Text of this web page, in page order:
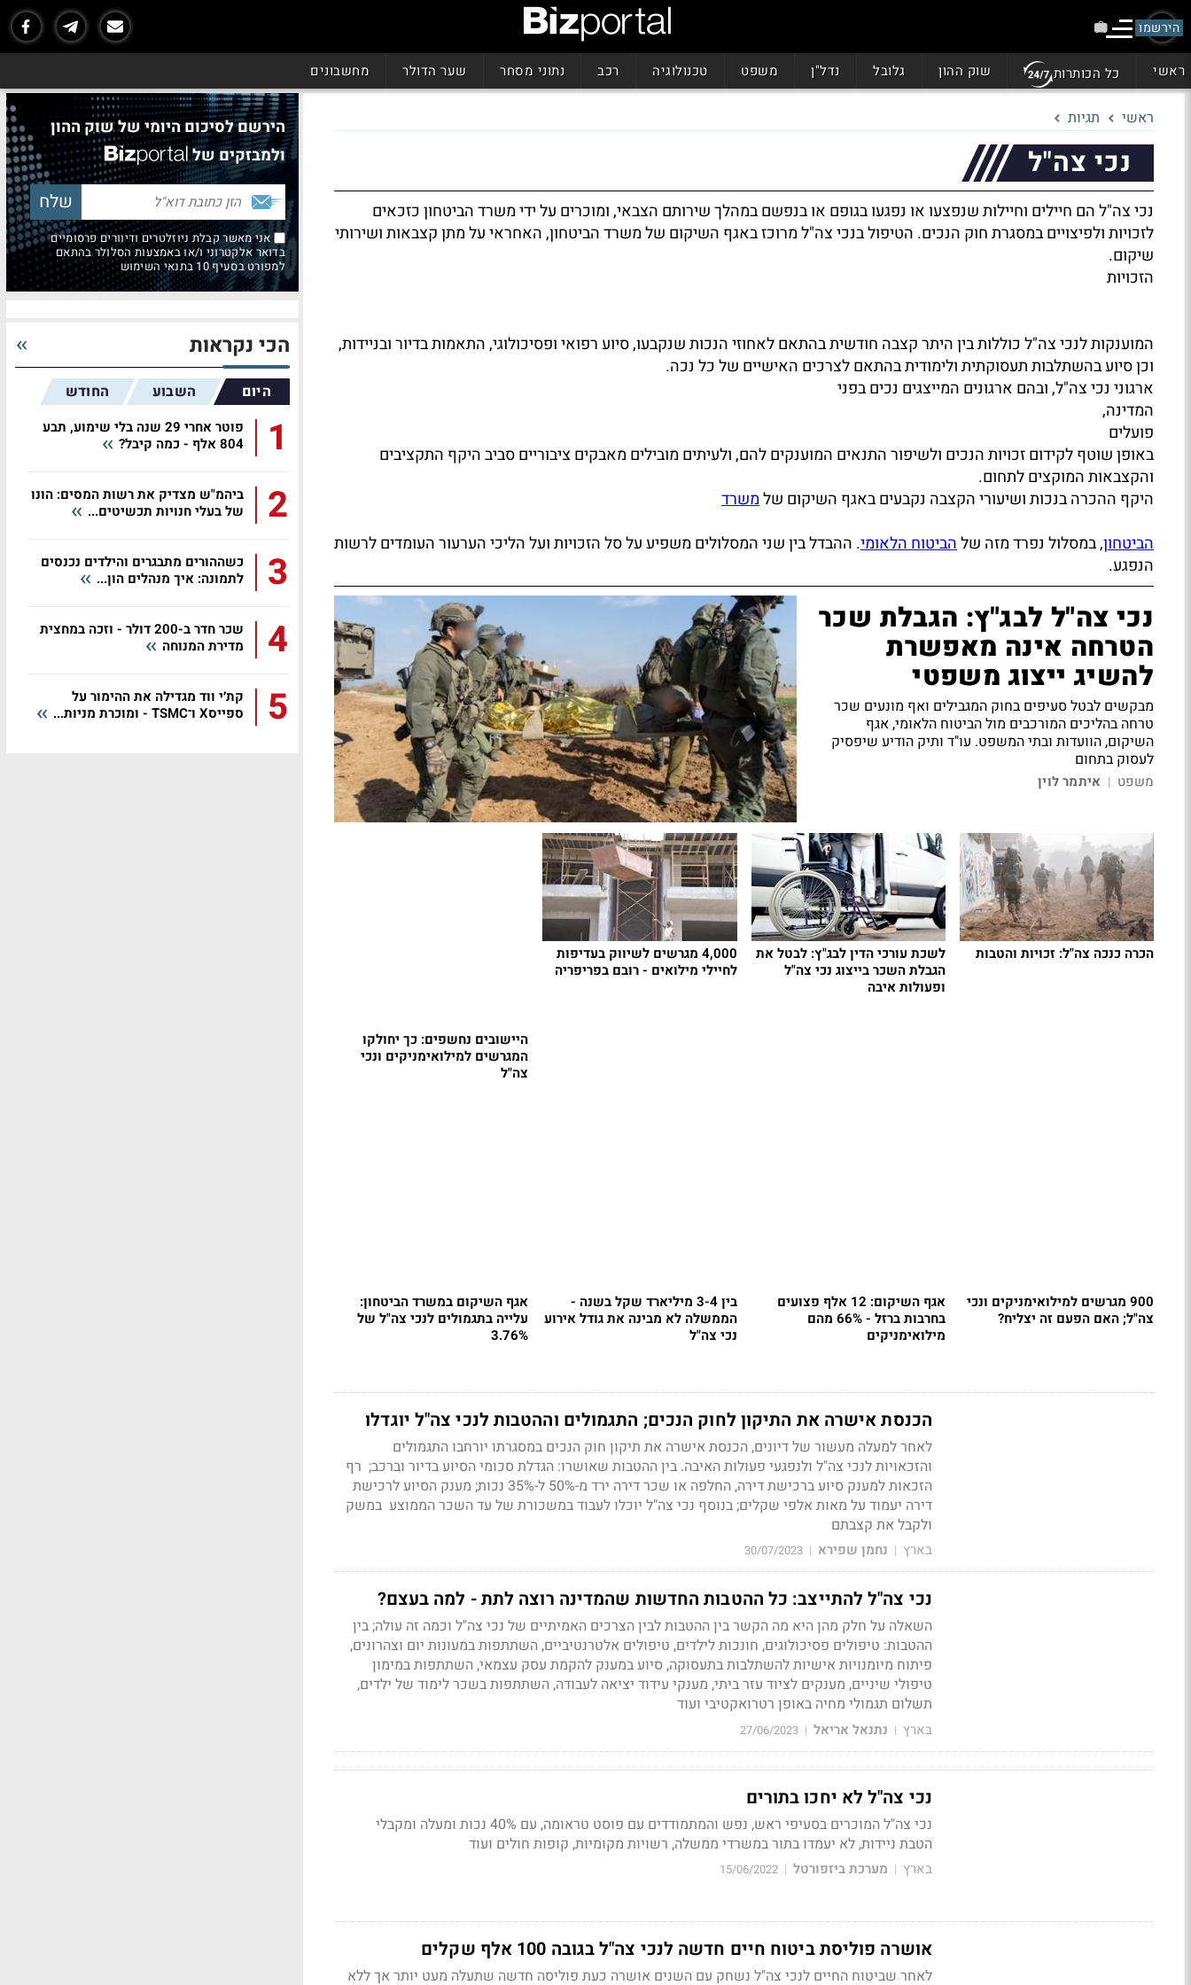
הירשמו
ראשי כל הכותרות שוק ההון גלובל נדל"ן משפט טכנולוגיה רכב נתוני מסחר שער הדולר מחשבונים
ראשי תגיות
נכי צה"ל
נכי צה"ל הם חיילים וחיילות שנפצעו או נפגעו בגופם או בנפשם במהלך שירותם הצבאי, ומוכרים על ידי משרד הביטחון כזכאים
לזכויות ולפיצויים במסגרת חוק הנכים. הטיפול בנכי צה"ל מרוכז באגף השיקום של משרד הביטחון, האחראי על מתן קצבאות ושירותי
שיקום.
הזכויות
המוענקות לנכי צה"ל כוללות בין היתר קצבה חודשית בהתאם לאחוזי הנכות שנקבעו, סיוע רפואי ופסיכולוגי, התאמות בדיור ובניידות,
וכן סיוע בהשתלבות תעסוקתית ולימודית בהתאם לצרכים האישיים של כל נכה.
ארגוני נכי צה"ל, ובהם ארגונים המייצגים נכים בפני
המדינה,
פועלים
באופן שוטף לקידום זכויות הנכים ולשיפור התנאים המוענקים להם, ולעיתים מובילים מאבקים ציבוריים סביב היקף התקציבים
והקצבאות המוקצים לתחום.
היקף ההכרה בנכות ושיעורי הקצבה נקבעים באגף השיקום שלמשרד
הביטחון, במסלול נפרד מזה שלהביטוח הלאומי. ההבדל בין שני המסלולים משפיע על סל הזכויות ועל הליכי הערעור העומדים לרשות
הנפגע.
נכי צה"ל לבג"ץ: הגבלת שכר
הטרחה אינה מאפשרת
להשיג ייצוג משפטי
מבקשים לבטל סעיפים בחוק המגבילים ואף מונעים שכר
טרחה בהליכים המורכבים מול הביטוח הלאומי, אגף
השיקום, הוועדות ובתי המשפט. עו"ד ותיק הודיע שיפסיק
לעסוק בתחום
משפט | איתמר לוין
הכרה כנכה צה"ל: זכויות והטבות
לשכת עורכי הדין לבג"ץ: לבטל את
הגבלת השכר בייצוג נכי צה"ל
ופעולות איבה
4,000 מגרשים לשיווק בעדיפות
לחיילי מילואים - רובם בפריפריה
היישובים נחשפים: כך יחולקו
המגרשים למילואימניקים ונכי
צה"ל
900 מגרשים למילואימניקים ונכי
צה"ל; האם הפעם זה יצליח?
אגף השיקום: 12 אלף פצועים
בחרבות ברזל - 66% מהם
מילואימניקים
בין 3-4 מיליארד שקל בשנה -
הממשלה לא מבינה את גודל אירוע
נכי צה"ל
אגף השיקום במשרד הביטחון:
עלייה בתגמולים לנכי צה"ל של
3.76%
הכנסת אישרה את התיקון לחוק הנכים; התגמולים וההטבות לנכי צה"ל יוגדלו
לאחר למעלה מעשור של דיונים, הכנסת אישרה את תיקון חוק הנכים במסגרתו יורחבו התגמולים
והזכאויות לנכי צה"ל ולנפגעי פעולות האיבה. בין ההטבות שאושרו: הגדלת סכומי הסיוע בדיור וברכב; רף
הזכאות למענק סיוע ברכישת דירה, החלפה או שכר דירה ירד מ-50% ל-35% נכות; מענק הסיוע לרכישת
דירה יעמוד על מאות אלפי שקלים; בנוסף נכי צה"ל יוכלו לעבוד במשכורת של עד השכר הממוצע במשק
ולקבל את קצבתם
בארץ | נחמן שפירא |
30/07/2023
נכי צה"ל להתייצב: כל ההטבות החדשות שהמדינה רוצה לתת - למה בעצם?
השאלה על חלק מהן היא מה הקשר בין ההטבות לבין הצרכים האמיתיים של נכי צה"ל וכמה זה עולה; בין
ההטבות: טיפולים פסיכולוגים, חונכות לילדים, טיפולים אלטרנטיביים, השתתפות במעונות יום וצהרונים,
פיתוח מיומנויות אישיות להשתלבות בתעסוקה, סיוע במענק להקמת עסק עצמאי, השתתפות במימון
טיפולי שיניים, מענקים לציוד עזר ביתי, מענקי עידוד יציאה לעבודה, השתתפות בשכר לימוד של ילדים,
תשלום תגמולי מחיה באופן רטרואקטיבי ועוד
בארץ | נתנאל אריאל |
27/06/2023
נכי צה"ל לא יחכו בתורים
נכי צה"ל המוכרים בסעיפי ראש, נפש והמתמודדים עם פוסט טראומה, עם 40% נכות ומעלה ומקבלי
הטבת ניידות, לא יעמדו בתור במשרדי ממשלה, רשויות מקומיות, קופות חולים ועוד
בארץ | מערכת ביזפורטל |
15/06/2022
אושרה פוליסת ביטוח חיים חדשה לנכי צה"ל בגובה 100 אלף שקלים
לאחר שביטוח החיים לנכי צה"ל נשחק עם השנים אושרה כעת פוליסה חדשה שתעלה מעט יותר אך ללא
הירשם לסיכום היומי של שוק ההון
ולמבזקים של
אני מאשר קבלת ניוזלטרים ודיוורים פרסומיים
בדואר אלקטרוני ו/או באמצעות הסלולר בהתאם
למפורט בסעיף 10 בתנאי השימוש
הכי נקראות
היום השבוע החודש
1
פוטר אחרי 29 שנה בלי שימוע, תבע
804 אלף - כמה קיבל?
2
ביהמ"ש מצדיק את רשות המסים: הונו
של בעלי חנויות תכשיטים...
3
כשההורים מתבגרים והילדים נכנסים
לתמונה: איך מנהלים הון...
4
שכר חדר ב-200 דולר - וזכה במחצית
מדירת המנוחה
5
קת׳י ווד מגדילה את ההימור על
ספייסX ו־TSMC - ומוכרת מניות...